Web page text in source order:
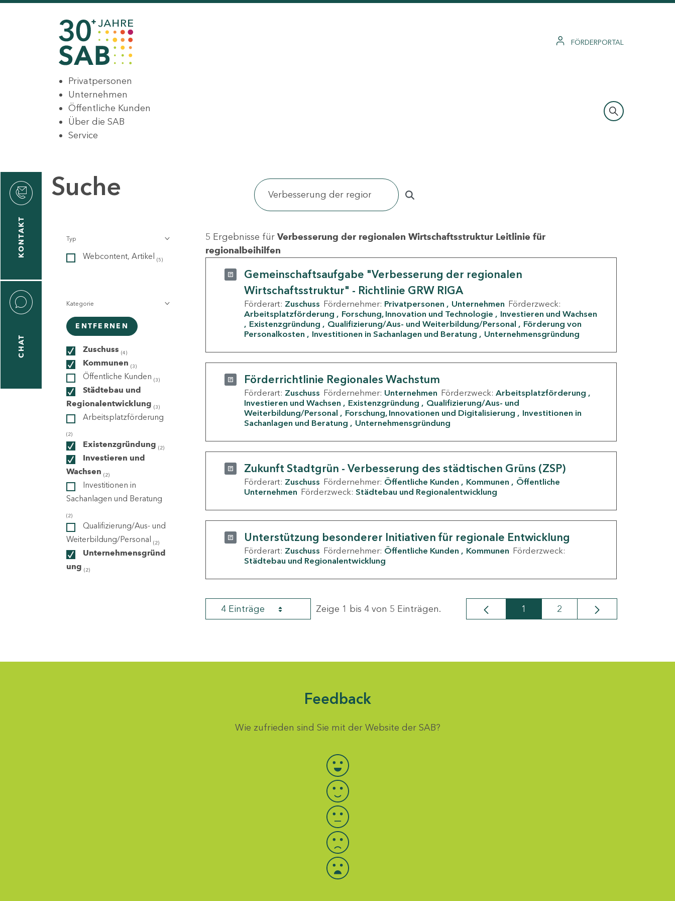
FÖRDERPORTAL
Privatpersonen
Unternehmen
Öffentliche Kunden
Über die SAB
Service
KONTAKT
CHAT
Suche
Typ
Webcontent, Artikel (5)
Kategorie
ENTFERNEN
Zuschuss (4)
Kommunen (3)
Öffentliche Kunden (3)
Städtebau und
Regionalentwicklung (3)
Arbeitsplatzförderung
(2)
Existenzgründung (2)
Investieren und
Wachsen (2)
Investitionen in
Sachanlagen und Beratung
(2)
Qualifizierung/Aus- und
Weiterbildung/Personal (2)
Unternehmensgründ
ung (2)
5 Ergebnisse für Verbesserung der regionalen Wirtschaftsstruktur Leitlinie für
regionalbeihilfen
Gemeinschaftsaufgabe "Verbesserung der regionalen
Wirtschaftsstruktur" - Richtlinie GRW RIGA
Förderart: Zuschuss Fördernehmer: Privatpersonen Unternehmen Förderzweck:
Arbeitsplatzförderung
Forschung, Innovation und Technologie
Investieren und Wachsen
Existenzgründung
Qualifizierung/Aus- und Weiterbildung/Personal
Förderung von
Personalkosten
Investitionen in Sachanlagen und Beratung Unternehmensgründung
Förderrichtlinie Regionales Wachstum
Förderart: Zuschuss Fördernehmer: Unternehmen Förderzweck: Arbeitsplatzförderung
Investieren und Wachsen
Existenzgründung
Qualifizierung/Aus- und
Weiterbildung/Personal
Forschung, Innovationen und Digitalisierung
Investitionen in
Sachanlagen und Beratung
Unternehmensgründung
Zukunft Stadtgrün - Verbesserung des städtischen Grüns (ZSP)
Förderart: Zuschuss Fördernehmer: Öffentliche Kunden Kommunen
Öffentliche
Unternehmen Förderzweck: Städtebau und Regionalentwicklung
Unterstützung besonderer Initiativen für regionale Entwicklung
Förderart: Zuschuss Fördernehmer: Öffentliche Kunden Kommunen Förderzweck:
Städtebau und Regionalentwicklung
4 Einträge Zeige 1 bis 4 von 5 Einträgen. Seite
1 Seite
2
Feedback
Wie zufrieden sind Sie mit der Website der SAB?
Bewertung auswählen